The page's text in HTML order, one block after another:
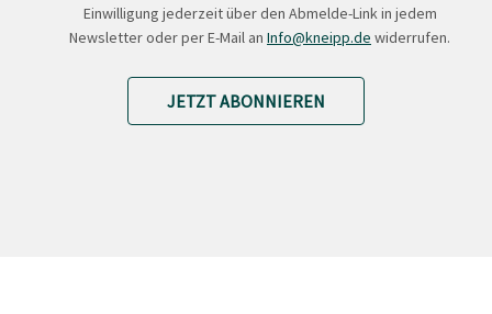
Einwilligung jederzeit über den Abmelde-Link in jedem
Newsletter oder per E-Mail an Info@kneipp.de widerrufen.
JETZT ABONNIEREN